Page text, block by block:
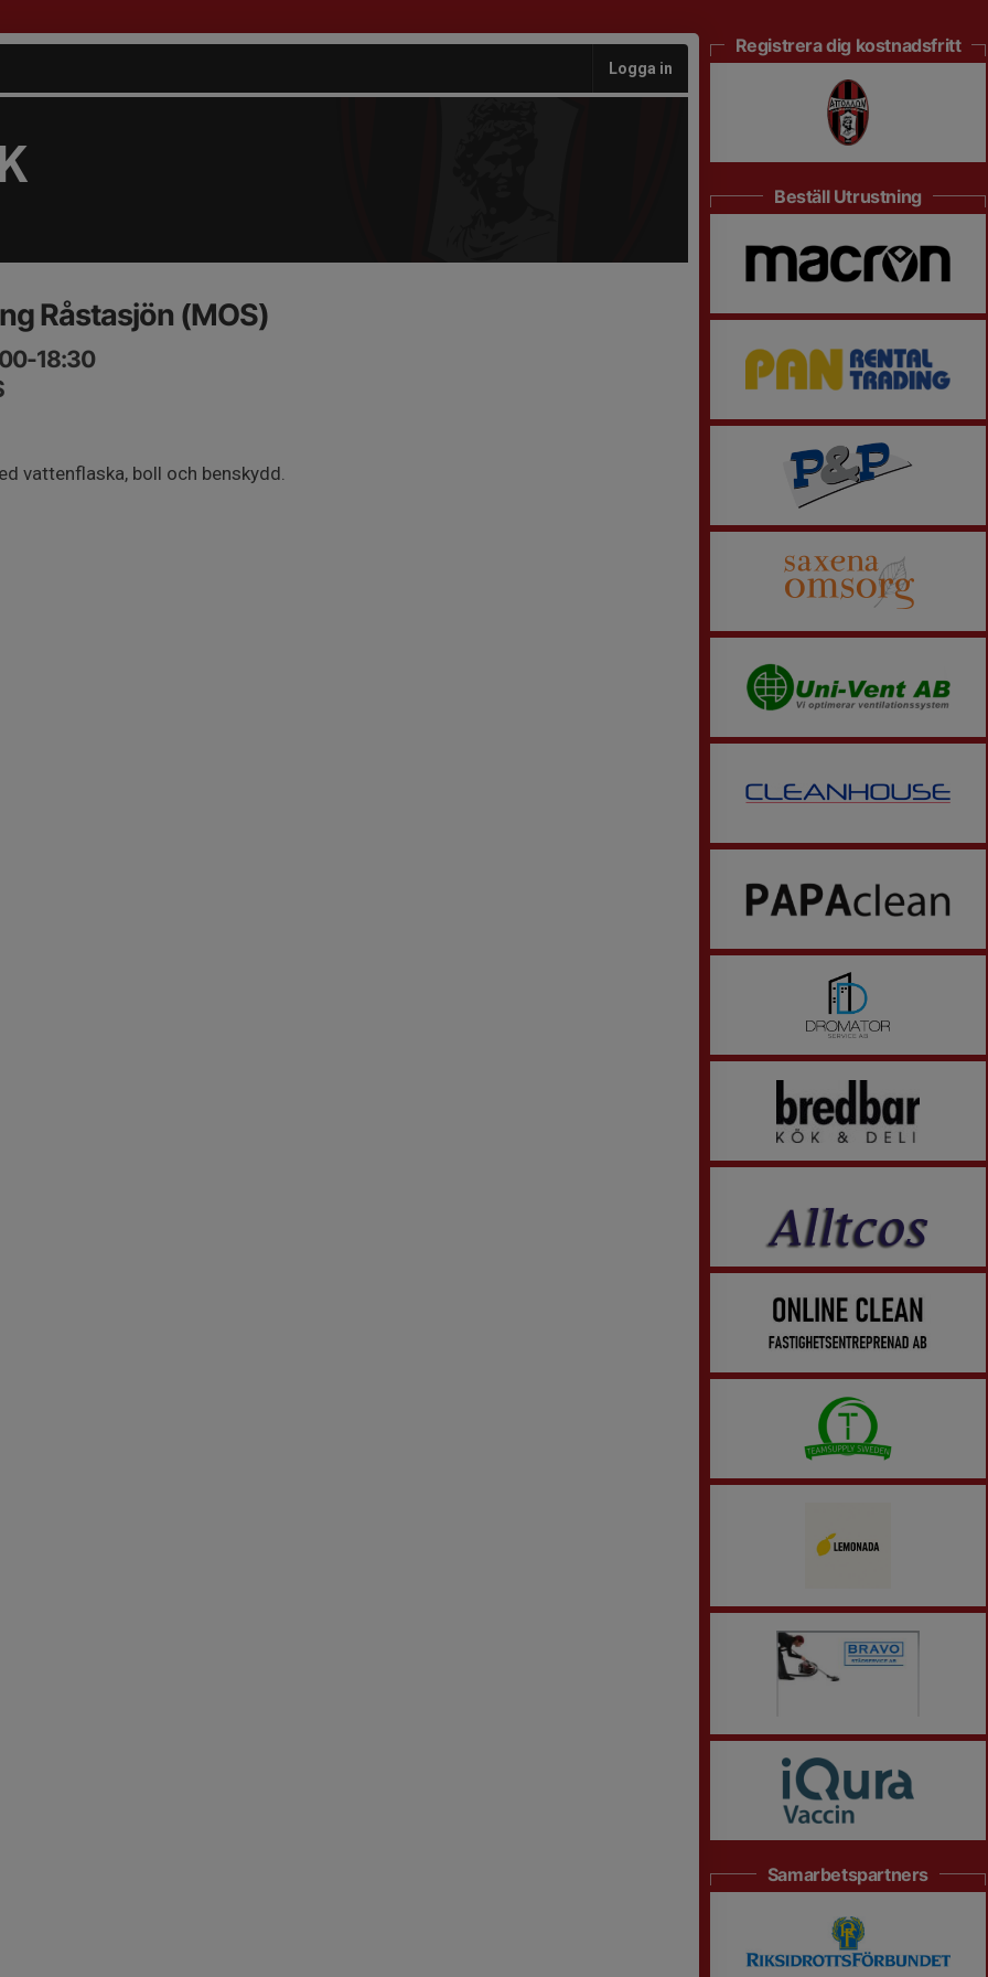
Logga in
Råstasjön (MOS)
18:30
vattenflaska, boll och benskydd.
Registrera dig kostnadsfritt
Beställ Utrustning
Samarbetspartners